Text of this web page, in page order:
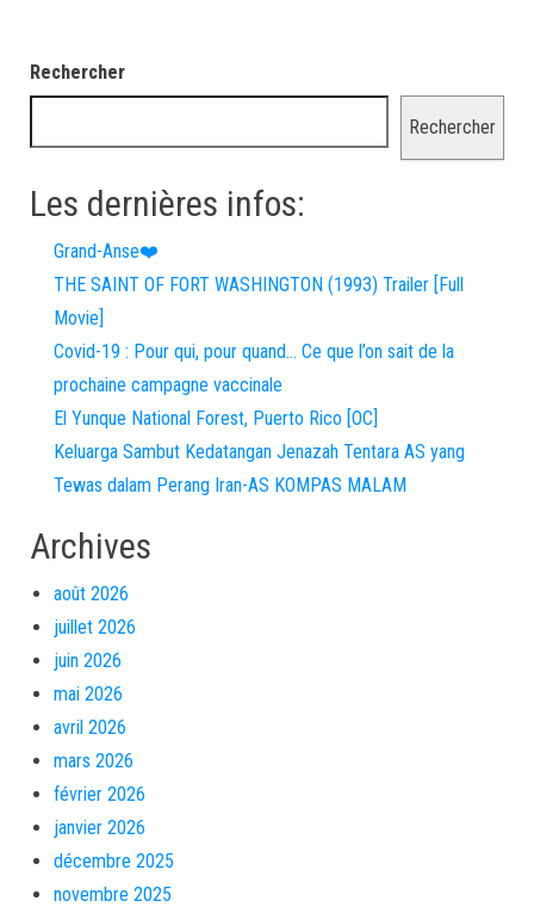
Rechercher
Rechercher
Les dernières infos:
Grand-Anse❤️
THE SAINT OF FORT WASHINGTON (1993) Trailer [Full
Movie]
Covid-19 : Pour qui, pour quand… Ce que l’on sait de la
prochaine campagne vaccinale
El Yunque National Forest, Puerto Rico [OC]
Keluarga Sambut Kedatangan Jenazah Tentara AS yang
Tewas dalam Perang Iran-AS KOMPAS MALAM
Archives
août 2026
juillet 2026
juin 2026
mai 2026
avril 2026
mars 2026
février 2026
janvier 2026
décembre 2025
novembre 2025